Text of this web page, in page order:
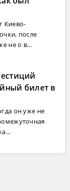
Киево-
после
не о в...
билет в
он уже не